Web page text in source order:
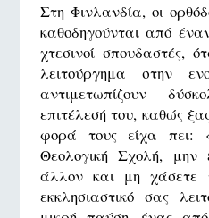
Στη Φινλανδία, οι
καθοδηγούνται από
χτεσινοί σπουδαστές,
λειτούργημα στην
αντιμετωπίζουν
επιτέλεσή του, καθώς
φορά τους είχα πει:
Θεολογική Σχολή,
άλλον και μη χάσετε
εκκλησιαστικό σας